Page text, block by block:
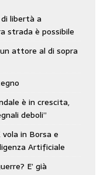
libertà a
strada è possibile
attore al di sopra
è in crescita,
deboli”
in Borsa e
Artificiale
E’ già